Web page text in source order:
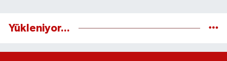
Yükleniyor...